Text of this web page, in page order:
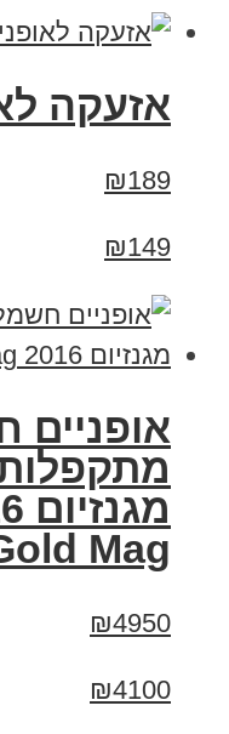
אזעקה
₪189
₪149
אופניים
Mag
₪4950
₪4100